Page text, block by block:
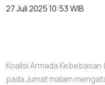
27 Juli 2025 10:53 WIB
Koalisi Armada
pada Jumat malam